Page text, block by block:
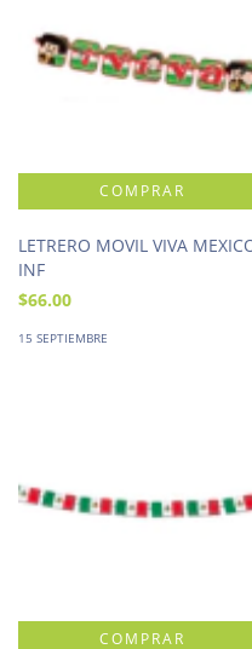
LETRERO MOVIL VIVA
INF
$66.00
15 SEPTIEMBRE